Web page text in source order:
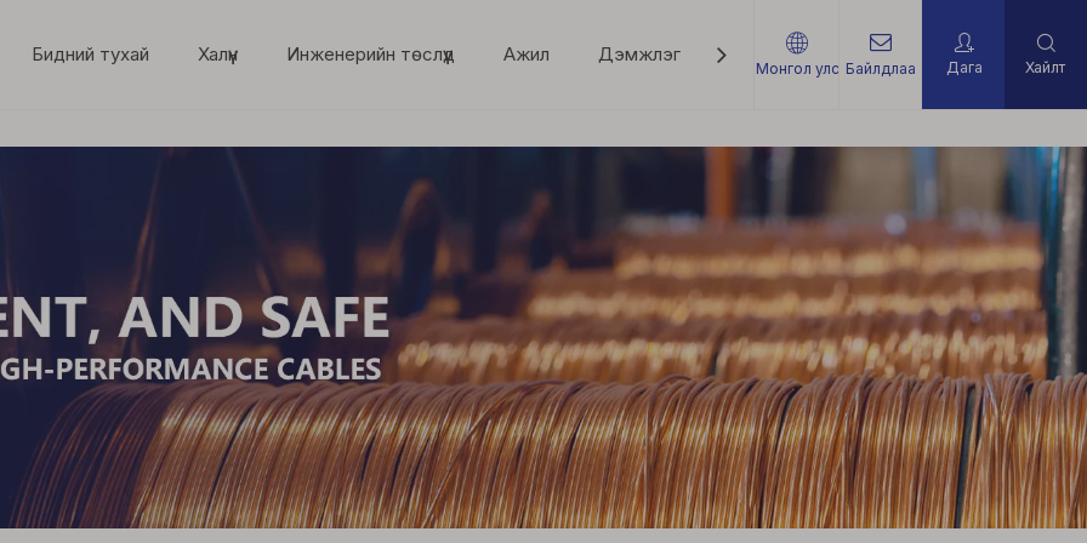
Бидний тухай Халүүн Инженерийн төслүүд Ажил Дэмжлэг Мэдээ мэдээлэл Холбоо барих
Монгол улс Байлдлаа Дага Хайлт